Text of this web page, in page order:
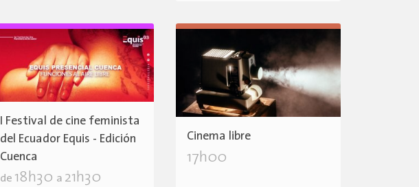
I Festival de cine feminista
del Ecuador Equis - Edición
Cuenca
de 18h30 a 21h30
Cinema libre
17h00